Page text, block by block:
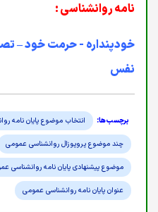
نامه روانشناسی :
خودپنداره - حرمت خود –
نفس
انتخاب موضوع پایان نامه
چند موضوع پروپوزال روانشناسی عمومی
موضوع پیشنهادی پایان نامه روانشناسی
عنوان پایان نامه روانشناسی عمومی